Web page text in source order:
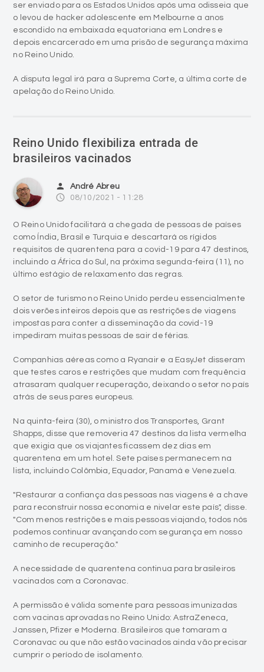
ser enviado para os Estados Unidos após uma odisseia que
o levou de hacker adolescente em Melbourne a anos
escondido na embaixada equatoriana em Londres e
depois encarcerado em uma prisão de segurança máxima
no Reino Unido.
A disputa legal irá para a Suprema Corte, a última corte de
apelação do Reino Unido.
Reino Unido flexibiliza entrada de
brasileiros vacinados
person André Abreu
access_time 08/10/2021 - 11:28
O Reino Unido facilitará a chegada de pessoas de países
como Índia, Brasil e Turquia e descartará os rígidos
requisitos de quarentena para a covid-19 para 47 destinos,
incluindo a África do Sul, na próxima segunda-feira (11), no
último estágio de relaxamento das regras.
O setor de turismo no Reino Unido perdeu essencialmente
dois verões inteiros depois que as restrições de viagens
impostas para conter a disseminação da covid-19
impediram muitas pessoas de sair de férias.
Companhias aéreas como a Ryanair e a EasyJet disseram
que testes caros e restrições que mudam com frequência
atrasaram qualquer recuperação, deixando o setor no país
atrás de seus pares europeus.
Na quinta-feira (30), o ministro dos Transportes, Grant
Shapps, disse que removeria 47 destinos da lista vermelha
que exigia que os viajantes ficassem dez dias em
quarentena em um hotel. Sete países permanecem na
lista, incluindo Colômbia, Equador, Panamá e Venezuela.
"Restaurar a confiança das pessoas nas viagens é a chave
para reconstruir nossa economia e nivelar este país", disse.
"Com menos restrições e mais pessoas viajando, todos nós
podemos continuar avançando com segurança em nosso
caminho de recuperação."
A necessidade de quarentena continua para brasileiros
vacinados com a Coronavac.
A permissão é válida somente para pessoas imunizadas
com vacinas aprovadas no Reino Unido: AstraZeneca,
Janssen, Pfizer e Moderna. Brasileiros que tomaram a
Coronavac ou que não estão vacinados ainda vão precisar
cumprir o período de isolamento.